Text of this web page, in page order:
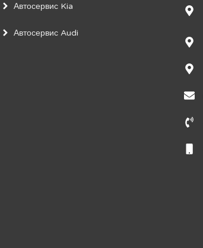
Автосервис Kia
Автосервис Audi